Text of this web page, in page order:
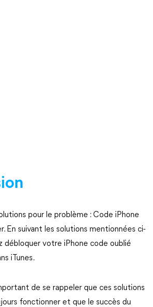
pour le problème : Code iPhone
En suivant les solutions mentionnées ci-
débloquer votre iPhone code oublié
iTunes.
de se rappeler que ces solutions
fonctionner et que le succès du